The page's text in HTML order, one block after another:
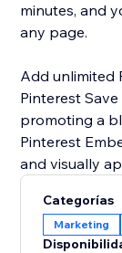
minutes, and
any page.
Add unlimited
Pinterest
promoting a
Pinterest
and visually
Categorías
Marketing